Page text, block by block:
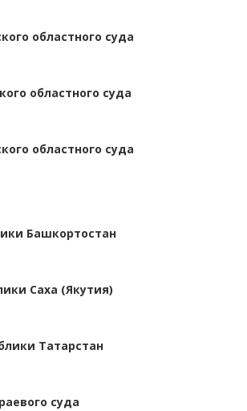
областного суда
областного суда
областного суда
Башкортостан
Саха (Якутия)
Татарстан
суда